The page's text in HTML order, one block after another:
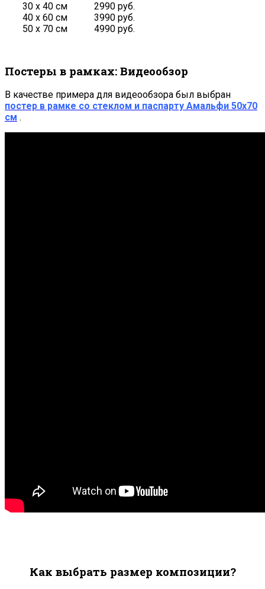
30 х 40 см
40 х 60 см
50 х 70 см
2990 руб.
3990 руб.
4990 руб.
Постеры в рамках: Видеообзор
В качестве примера для видеообзора был выбран
постер в рамке со стеклом и паспарту Амальфи 50х70
см .
Как выбрать размер композиции?